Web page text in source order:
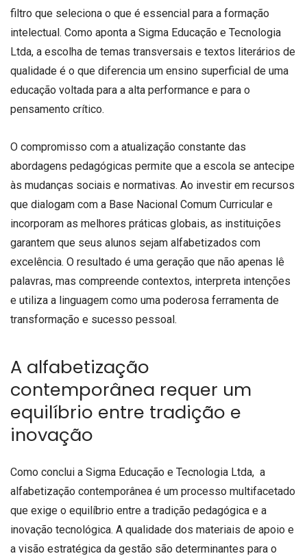
filtro que seleciona o que é essencial para a formação
intelectual. Como aponta a Sigma Educação e Tecnologia
Ltda, a escolha de temas transversais e textos literários de
qualidade é o que diferencia um ensino superficial de uma
educação voltada para a alta performance e para o
pensamento crítico.
O compromisso com a atualização constante das
abordagens pedagógicas permite que a escola se antecipe
às mudanças sociais e normativas. Ao investir em recursos
que dialogam com a Base Nacional Comum Curricular e
incorporam as melhores práticas globais, as instituições
garantem que seus alunos sejam alfabetizados com
excelência. O resultado é uma geração que não apenas lê
palavras, mas compreende contextos, interpreta intenções
e utiliza a linguagem como uma poderosa ferramenta de
transformação e sucesso pessoal.
A alfabetização
contemporânea requer um
equilíbrio entre tradição e
inovação
Como conclui a Sigma Educação e Tecnologia Ltda, a
alfabetização contemporânea é um processo multifacetado
que exige o equilíbrio entre a tradição pedagógica e a
inovação tecnológica. A qualidade dos materiais de apoio e
a visão estratégica da gestão são determinantes para o